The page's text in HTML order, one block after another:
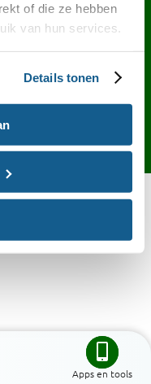
of die ze hebben
van hun services.
Details tonen
Apps en tools
Cookies
site